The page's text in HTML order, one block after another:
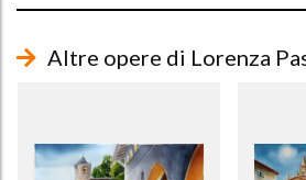
Altre opere di Lorenza